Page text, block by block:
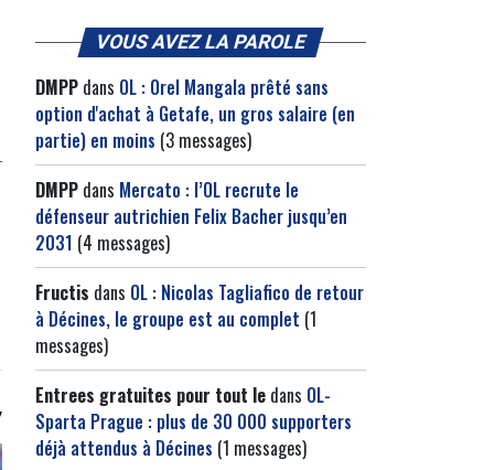
VOUS AVEZ LA PAROLE
DMPP dans OL : Orel Mangala prêté sans
option d'achat à Getafe, un gros salaire (en
partie) en moins (3 messages)
DMPP dans Mercato : l’OL recrute le
défenseur autrichien Felix Bacher jusqu’en
2031 (4 messages)
Fructis dans OL : Nicolas Tagliafico de retour
à Décines, le groupe est au complet (1
messages)
Entrees gratuites pour tout le dans OL-
Sparta Prague : plus de 30 000 supporters
déjà attendus à Décines (1 messages)